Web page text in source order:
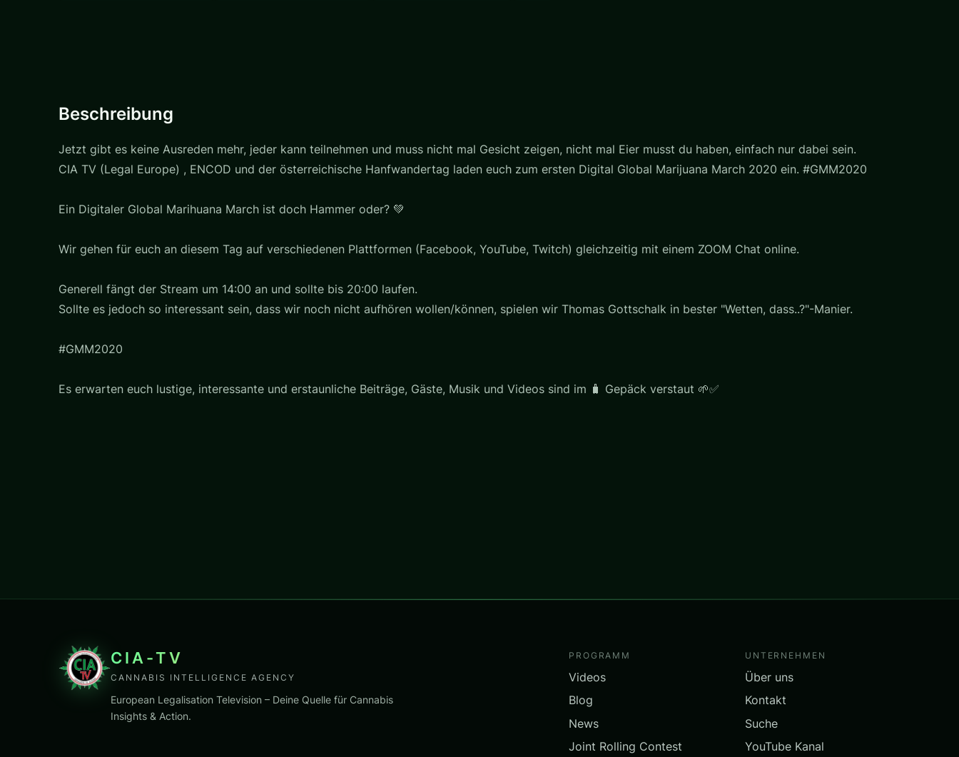
Beschreibung
Jetzt gibt es keine Ausreden mehr, jeder kann teilnehmen und muss nicht mal Gesicht zeigen, nicht mal Eier musst du haben, einfach nur dabei sein.
CIA TV (Legal Europe) , ENCOD und der österreichische Hanfwandertag laden euch zum ersten Digital Global Marijuana March 2020 ein. #GMM2020
Ein Digitaler Global Marihuana March ist doch Hammer oder? 💚
Wir gehen für euch an diesem Tag auf verschiedenen Plattformen (Facebook, YouTube, Twitch) gleichzeitig mit einem ZOOM Chat online.
Generell fängt der Stream um 14:00 an und sollte bis 20:00 laufen.
Sollte es jedoch so interessant sein, dass wir noch nicht aufhören wollen/können, spielen wir Thomas Gottschalk in bester "Wetten, dass..?"-Manier.
#GMM2020
Es erwarten euch lustige, interessante und erstaunliche Beiträge, Gäste, Musik und Videos sind im 🧳 Gepäck verstaut 🌱✅
CIA-TV
CANNABIS INTELLIGENCE AGENCY
European Legalisation Television – Deine Quelle für Cannabis
Insights & Action.
PROGRAMM
Videos
Blog
News
Joint Rolling Contest
UNTERNEHMEN
Über uns
Kontakt
Suche
YouTube Kanal